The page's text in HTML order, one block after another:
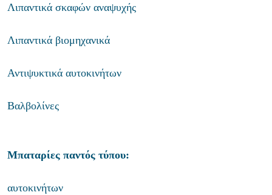
Λιπαντικά σκαφών αναψυχής
Λιπαντικά βιομηχανικά
Αντιψυκτικά αυτοκινήτων
Βαλβολίνες
Μπαταρίες παντός τύπου:
αυτοκινήτων